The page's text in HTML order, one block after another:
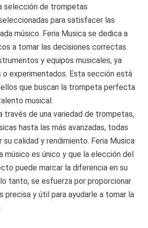
selección de trompetas
para satisfacer las
músico. Feria Musica se dedica a
a tomar las decisiones correctas
y equipos musicales, ya
o experimentados. Esta sección está
que buscan la trompeta perfecta
musical.
través de una variedad de trompetas,
hasta las más avanzadas, todas
calidad y rendimiento. Feria Musica
músico es único y que la elección del
puede marcar la diferencia en su
tanto, se esfuerza por proporcionar
precisa y útil para ayudarle a tomar la